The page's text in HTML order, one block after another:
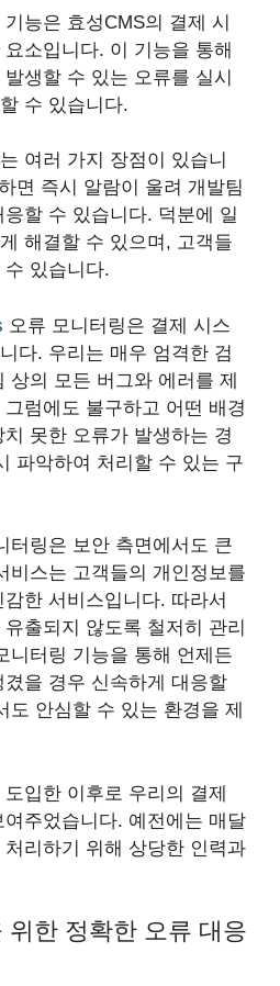
능은 효성CMS의 결제 시
소입니다. 이 기능을 통해
생할 수 있는 오류를 실시
수 있습니다.
여러 가지 장점이 있습니
면 즉시 알람이 울려 개발팀
할 수 있습니다. 덕분에 일
해결할 수 있으며, 고객들
있습니다.
오류 모니터링은 결제 시스
다. 우리는 매우 엄격한 검
상의 모든 버그와 에러를 제
럼에도 불구하고 어떤 배경
못한 오류가 발생하는 경
파악하여 처리할 수 있는 구
터링은 보안 측면에서도 큰
비스는 고객들의 개인정보를
한 서비스입니다. 따라서
출되지 않도록 철저히 관리
니터링 기능을 통해 언제든
을 경우 신속하게 대응할
도 안심할 수 있는 환경을 제
입한 이후로 우리의 결제
주었습니다. 예전에는 매달
리하기 위해 상당한 인력과
위한 정확한 오류 대응